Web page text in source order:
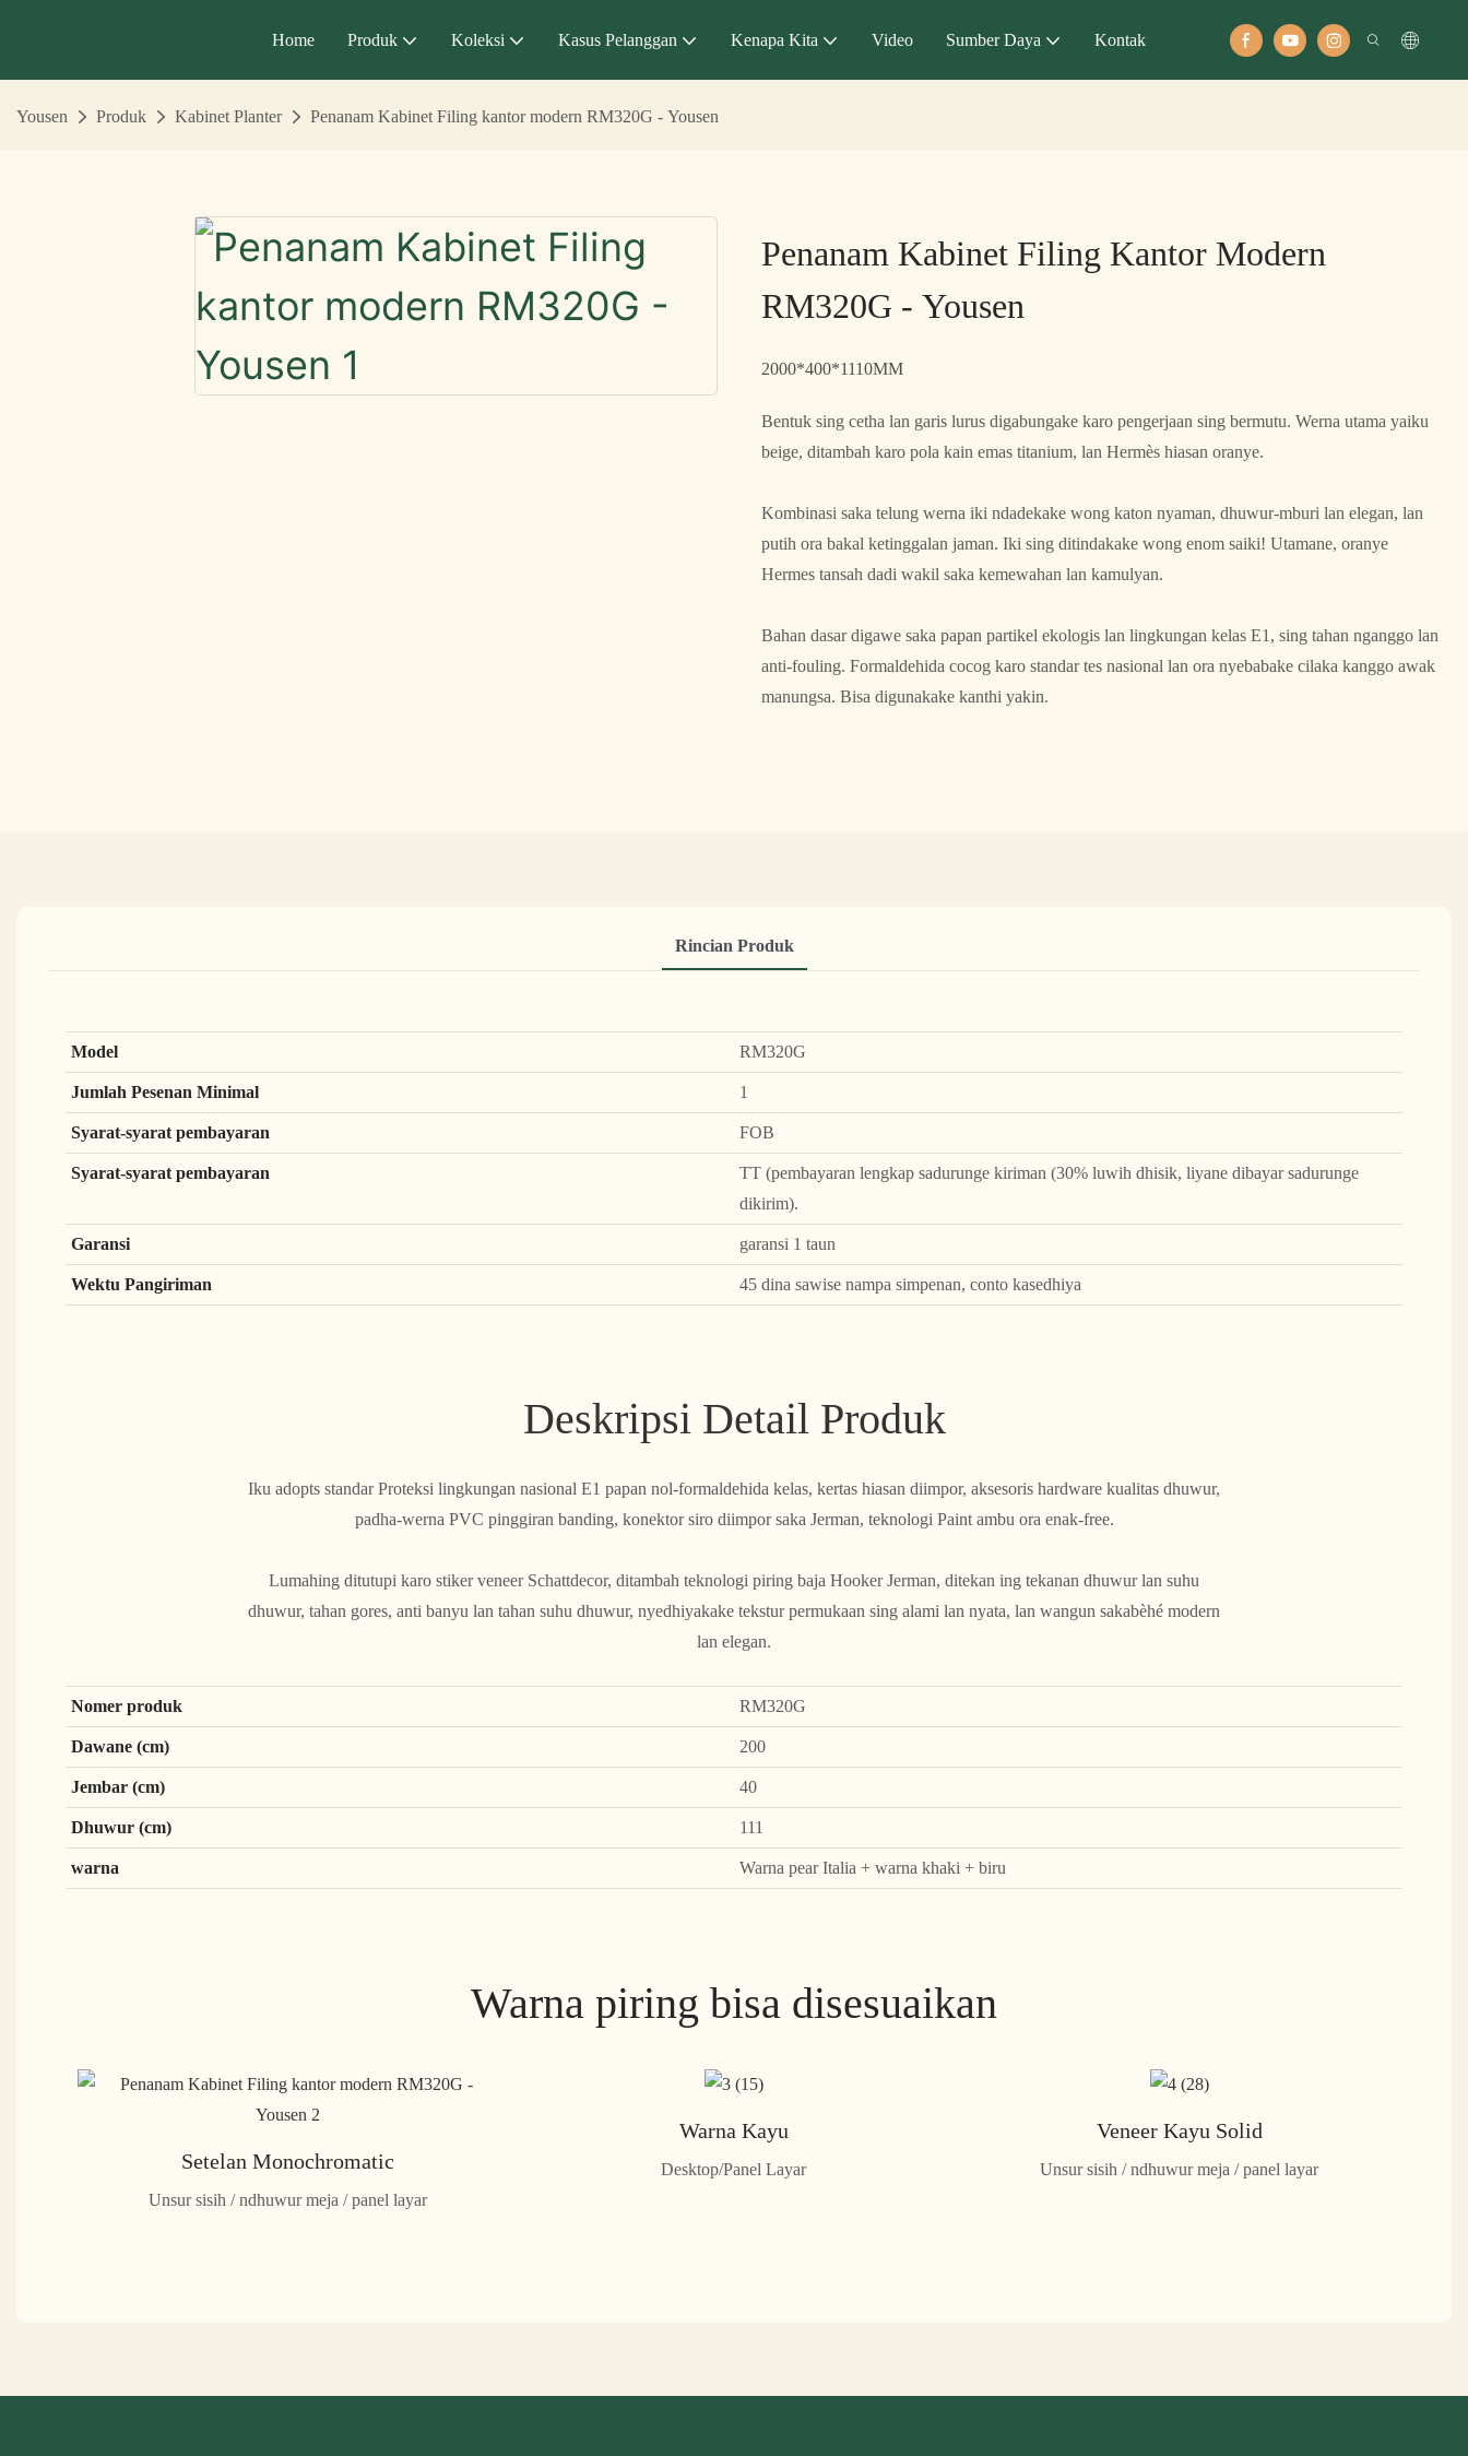
Home Produk Koleksi Kasus Pelanggan Kenapa Kita Video Sumber Daya Kontak
Yousen Produk Kabinet Planter Penanam Kabinet Filing kantor modern RM320G - Yousen
Penanam Kabinet Filing Kantor Modern
RM320G - Yousen
2000*400*1110MM
Bentuk sing cetha lan garis lurus digabungake karo pengerjaan sing bermutu. Werna utama yaiku
beige, ditambah karo pola kain emas titanium, lan Hermès hiasan oranye.
Kombinasi saka telung werna iki ndadekake wong katon nyaman, dhuwur-mburi lan elegan, lan
putih ora bakal ketinggalan jaman. Iki sing ditindakake wong enom saiki! Utamane, oranye
Hermes tansah dadi wakil saka kemewahan lan kamulyan.
Bahan dasar digawe saka papan partikel ekologis lan lingkungan kelas E1, sing tahan nganggo lan
anti-fouling. Formaldehida cocog karo standar tes nasional lan ora nyebabake cilaka kanggo awak
manungsa. Bisa digunakake kanthi yakin.
Rincian Produk
Model
RM320G
Jumlah Pesenan Minimal
1
Syarat-syarat pembayaran
FOB
Syarat-syarat pembayaran
TT (pembayaran lengkap sadurunge kiriman (30% luwih dhisik, liyane dibayar sadurunge
dikirim).
Garansi
garansi 1 taun
Wektu Pangiriman
45 dina sawise nampa simpenan, conto kasedhiya
Deskripsi Detail Produk
Iku adopts standar Proteksi lingkungan nasional E1 papan nol-formaldehida kelas, kertas hiasan diimpor, aksesoris hardware kualitas dhuwur,
padha-werna PVC pinggiran banding, konektor siro diimpor saka Jerman, teknologi Paint ambu ora enak-free.
Lumahing ditutupi karo stiker veneer Schattdecor, ditambah teknologi piring baja Hooker Jerman, ditekan ing tekanan dhuwur lan suhu
dhuwur, tahan gores, anti banyu lan tahan suhu dhuwur, nyedhiyakake tekstur permukaan sing alami lan nyata, lan wangun sakabèhé modern
lan elegan.
Nomer produk
RM320G
Dawane (cm)
200
Jembar (cm)
40
Dhuwur (cm)
111
warna
Warna pear Italia + warna khaki + biru
Warna piring bisa disesuaikan
Setelan Monochromatic
Unsur sisih / ndhuwur meja / panel layar
Warna Kayu
Desktop/Panel Layar
Veneer Kayu Solid
Unsur sisih / ndhuwur meja / panel layar